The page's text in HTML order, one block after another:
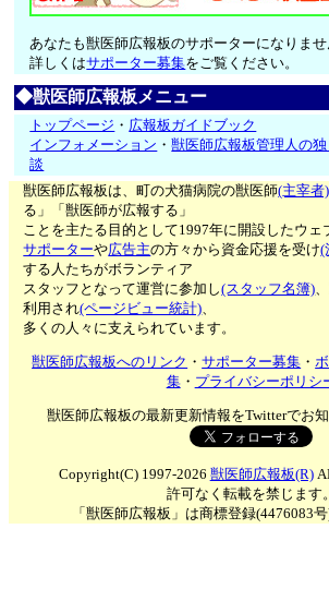
あなたも獣医師広報板のサポーターになりませ
詳しくはサポーター募集をご覧ください。
◆獣医師広報板メニュー
トップページ ・ 広報板ガイドブック
インフォメーション ・獣医師広報板管理人の
談
獣医師広報板は、町の犬猫病院の獣医師(主宰者)
る」「獣医師が広報する」
ことを主たる目的として1997年に開設したウェ
サポーターや広告主の方々から資金応援を受け(
する人たちがボランティア
スタッフとなって運営に参加し(スタッフ名簿)
利用され(ページビュー統計)、
多くの人々に支えられています。
獣医師広報板へのリンク ・サポーター募集 ・
集・ プライバシーポリシ
獣医師広報板の最新更新情報をTwitterでお知
Copyright(C) 1997-2026 獣医師広報板(R)
許可なく転載を禁じます。
「獣医師広報板」は商標登録(4476083号